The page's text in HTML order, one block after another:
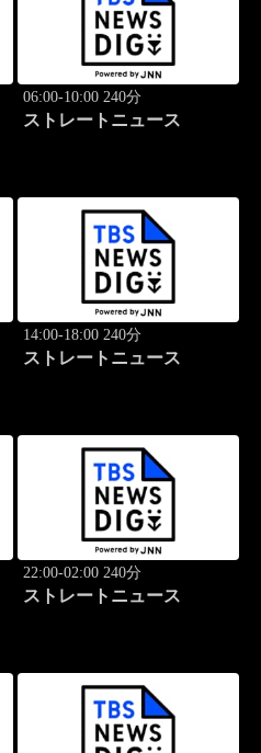
06:00-10:00 240分
ストレートニュース
14:00-18:00 240分
ストレートニュース
22:00-02:00 240分
ストレートニュース